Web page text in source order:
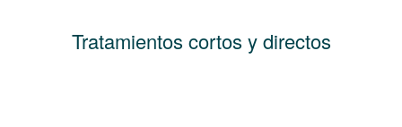
Tratamientos cortos y directos